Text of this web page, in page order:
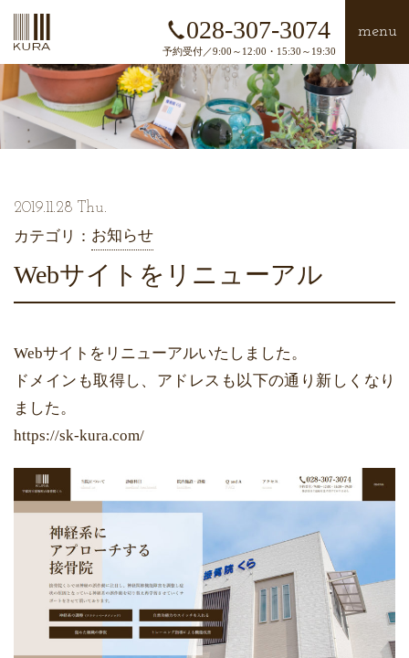
028-307-3074
予約受付／9:00～12:00・15:30～19:30
menu
2019.11.28 Thu.
カテゴリ： お知らせ
Webサイトをリニューアル
Webサイトをリニューアルいたしました。
ドメインも取得し、アドレスも以下の通り新しくなり
ました。
https://sk-kura.com/